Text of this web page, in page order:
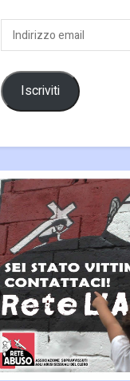
Indirizzo
email
Iscriviti